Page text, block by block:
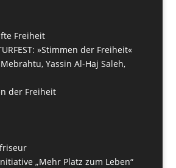
Freiheit
»Stimmen der Freiheit«
Yassin Al-Haj Saleh,
der Freiheit
„Mehr Platz zum Leben“